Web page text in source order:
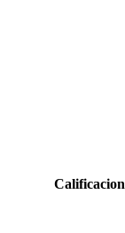
Calificacion